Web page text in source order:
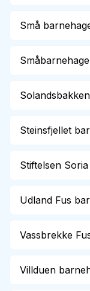
Små
Steinsfjellet
Stiftelsen
Udland Fus
Vassbrekke
Villduen